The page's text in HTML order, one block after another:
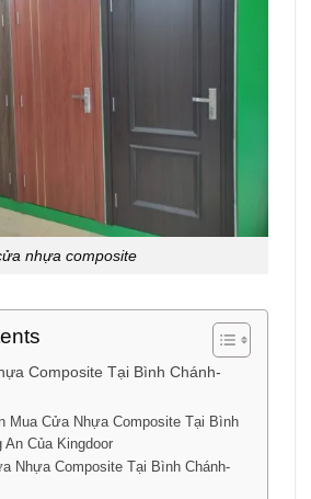
nhựa composite
Composite Tại Bình Chánh-
Mua Cửa Nhựa Composite Tại Bình
An Của Kingdoor
Nhựa Composite Tại Bình Chánh-